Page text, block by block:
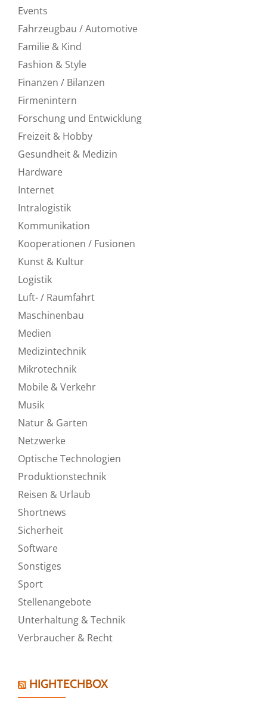
Events
Fahrzeugbau / Automotive
Familie & Kind
Fashion & Style
Finanzen / Bilanzen
Firmenintern
Forschung und Entwicklung
Freizeit & Hobby
Gesundheit & Medizin
Hardware
Internet
Intralogistik
Kommunikation
Kooperationen / Fusionen
Kunst & Kultur
Logistik
Luft- / Raumfahrt
Maschinenbau
Medien
Medizintechnik
Mikrotechnik
Mobile & Verkehr
Musik
Natur & Garten
Netzwerke
Optische Technologien
Produktionstechnik
Reisen & Urlaub
Shortnews
Sicherheit
Software
Sonstiges
Sport
Stellenangebote
Unterhaltung & Technik
Verbraucher & Recht
HIGHTECHBOX